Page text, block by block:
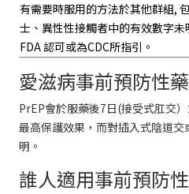
有需要時服用的方法於其他群組,
士、異性性接觸者中的有效數字
FDA 認可或為CDC所指引。
愛滋病事前預防性
PrEP會於服藥後7日(接受式肛交
最高保護效果，而對插入式陰道
明。
誰人適用事前預防